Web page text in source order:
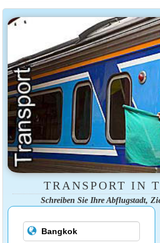
TRANSPORT IN
Schreiben Sie Ihre Abflugstadt,